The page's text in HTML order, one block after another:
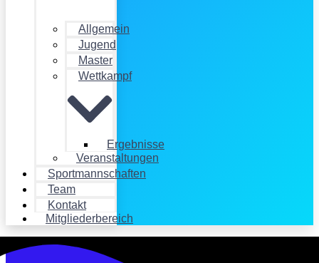
Allgemein
Jugend
Master
Wettkampf
Ergebnisse
Veranstaltungen
Sportmannschaften
Team
Kontakt
Mitgliederbereich